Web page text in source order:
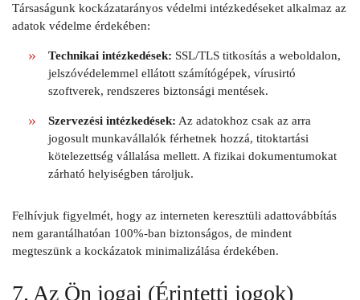
Társaságunk kockázatarányos védelmi intézkedéseket alkalmaz az
adatok védelme érdekében:
Technikai intézkedések: SSL/TLS titkosítás a weboldalon,
jelszóvédelemmel ellátott számítógépek, vírusirtó
szoftverek, rendszeres biztonsági mentések.
Szervezési intézkedések: Az adatokhoz csak az arra
jogosult munkavállalók férhetnek hozzá, titoktartási
kötelezettség vállalása mellett. A fizikai dokumentumokat
zárható helyiségben tároljuk.
Felhívjuk figyelmét, hogy az interneten keresztüli adattovábbítás
nem garantálhatóan 100%-ban biztonságos, de mindent
megteszünk a kockázatok minimalizálása érdekében.
7. Az Ön jogai (Érintetti jogok)